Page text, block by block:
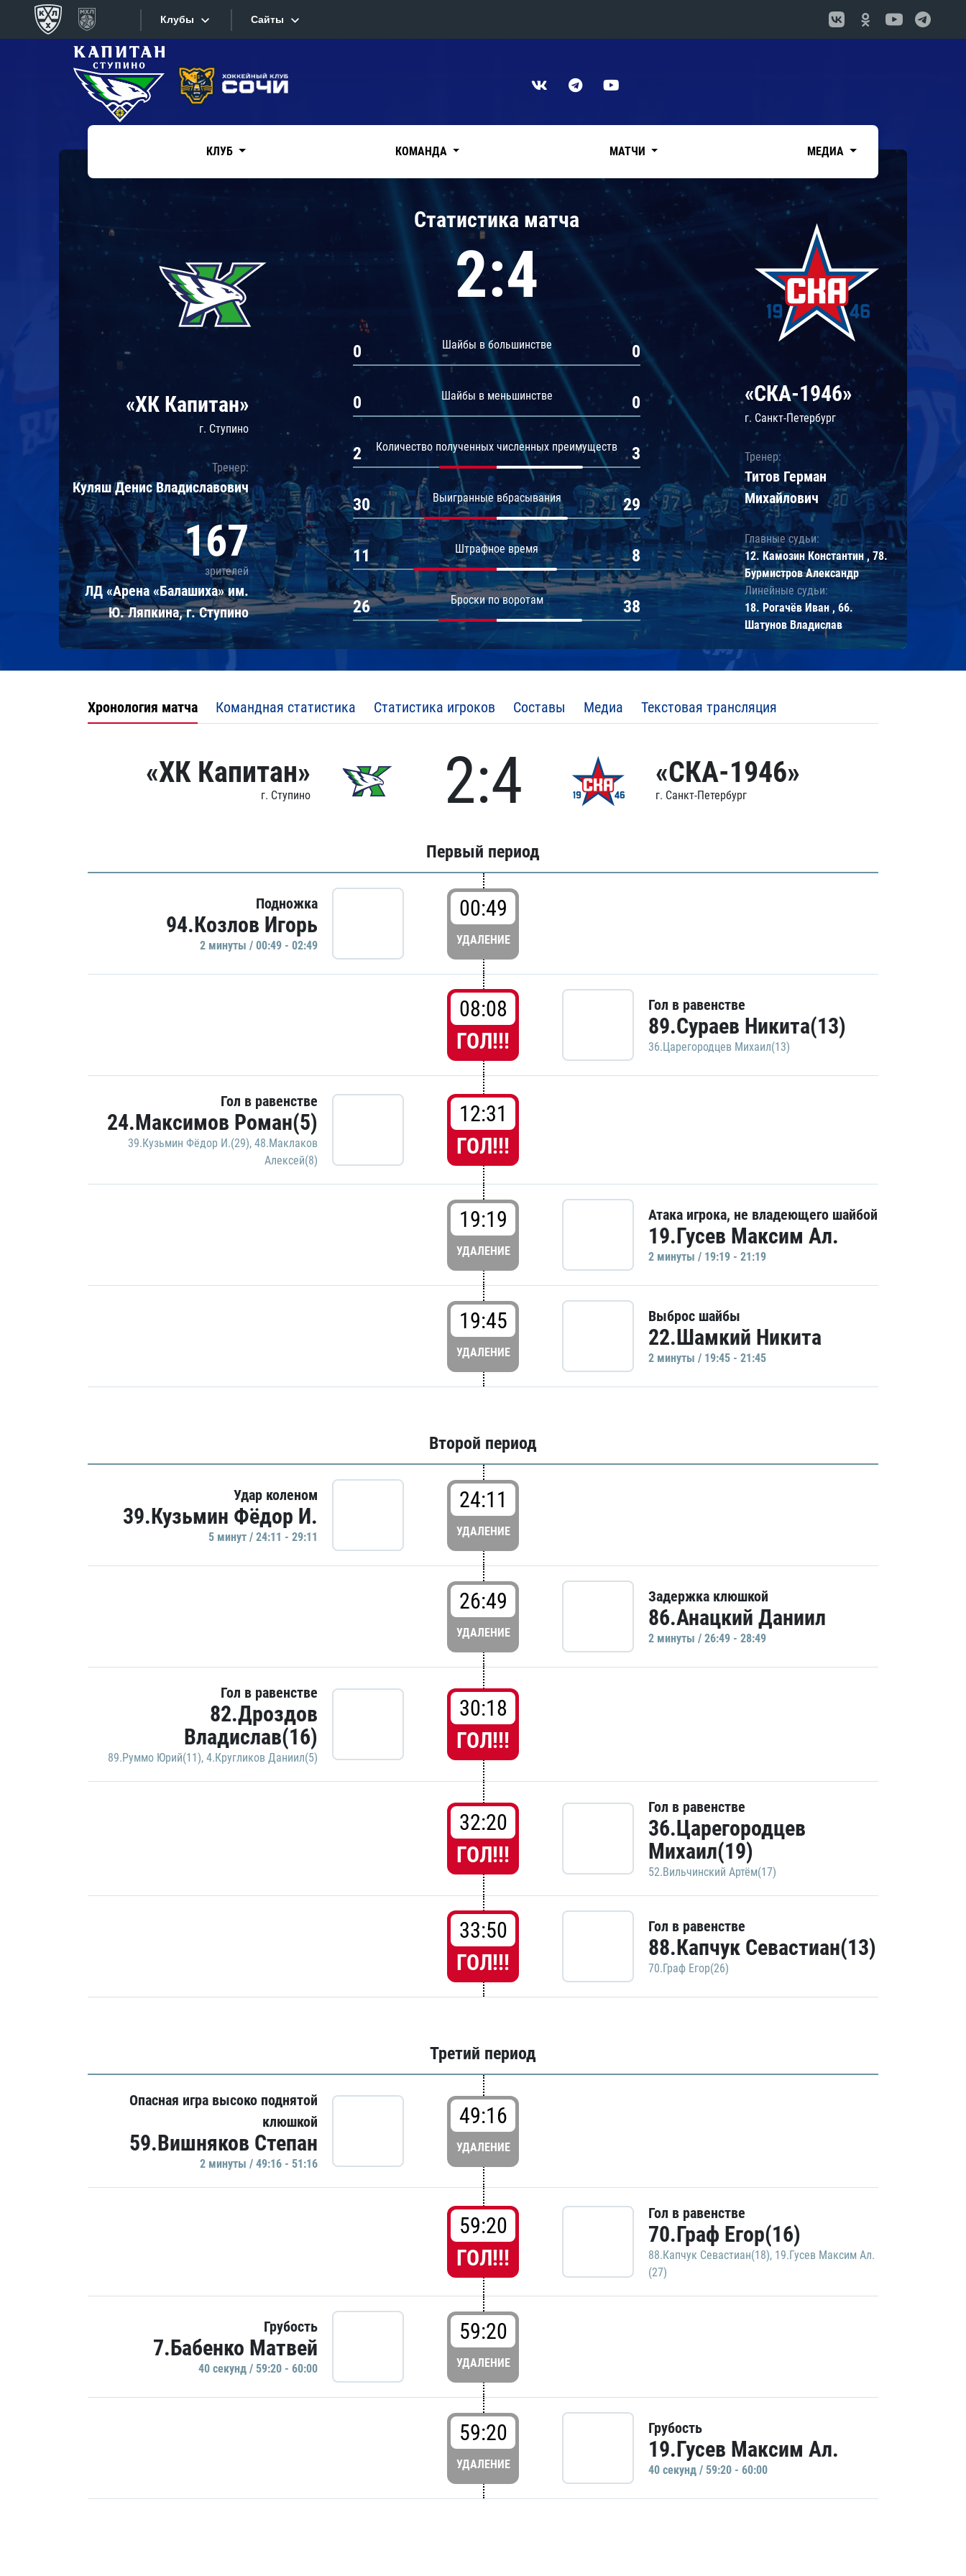
Клубы
Конференция «Запад»
Дивизион Боброва
Дивизион Тарасова
Динамо Мн
Динамо М
Локомотив
Шанхайские Драконы
Ак Барс
Дивизион Чернышева
Амур
Барыс
Сайты
Сайты
Текстовые трансляции
Фотобанк
КЛУБ КОМАНДА МАТЧИ МЕДИА
«ХК Капитан»
г. Ступино
Тренер:
Куляш Денис Владиславович
167
зрителей
ЛД «Арена «Балашиха» им.
Ю. Ляпкина, г. Ступино
Статистика матча
2:4
Шайбы в большинстве
0 0
Шайбы в меньшинстве
0 0
Количество полученных численных преимуществ
2 3
Выигранные вбрасывания
30 29
Штрафное время
11 8
Броски по воротам
26 38
«СКА-1946»
г. Санкт-Петербург
Тренер:
Титов Герман
Михайлович
Главные судьи:
12. Камозин Константин , 78.
Бурмистров Александр
Линейные судьи:
18. Рогачёв Иван , 66.
Шатунов Владислав
Хронология матча Командная статистика Статистика игроков Составы Медиа Текстовая трансляция
«ХК Капитан»
г. Ступино 2:4 «СКА-1946»
г. Санкт-Петербург
Первый период
Подножка
94.Козлов Игорь
2 минуты / 00:49 - 02:49
00:49
УДАЛЕНИЕ
08:08
ГОЛ!!!
Гол в равенстве
89.Сураев Никита(13)
36.Царегородцев Михаил(13)
Гол в равенстве
24.Максимов Роман(5)
39.Кузьмин Фёдор И.(29), 48.Маклаков
Алексей(8)
12:31
ГОЛ!!!
19:19
УДАЛЕНИЕ
Атака игрока, не владеющего шайбой
19.Гусев Максим Ал.
2 минуты / 19:19 - 21:19
19:45
УДАЛЕНИЕ
Выброс шайбы
22.Шамкий Никита
2 минуты / 19:45 - 21:45
Второй период
Удар коленом
39.Кузьмин Фёдор И.
5 минут / 24:11 - 29:11
24:11
УДАЛЕНИЕ
26:49
УДАЛЕНИЕ
Задержка клюшкой
86.Анацкий Даниил
2 минуты / 26:49 - 28:49
Гол в равенстве
82.Дроздов
Владислав(16)
89.Руммо Юрий(11), 4.Кругликов Даниил(5)
30:18
ГОЛ!!!
32:20
ГОЛ!!!
Гол в равенстве
36.Царегородцев
Михаил(19)
52.Вильчинский Артём(17)
33:50
ГОЛ!!!
Гол в равенстве
88.Капчук Севастиан(13)
70.Граф Егор(26)
Третий период
Опасная игра высоко поднятой
клюшкой
59.Вишняков Степан
2 минуты / 49:16 - 51:16
49:16
УДАЛЕНИЕ
59:20
ГОЛ!!!
Гол в равенстве
70.Граф Егор(16)
88.Капчук Севастиан(18), 19.Гусев Максим Ал.
(27)
Грубость
7.Бабенко Матвей
40 секунд / 59:20 - 60:00
59:20
УДАЛЕНИЕ
59:20
УДАЛЕНИЕ
Грубость
19.Гусев Максим Ал.
40 секунд / 59:20 - 60:00